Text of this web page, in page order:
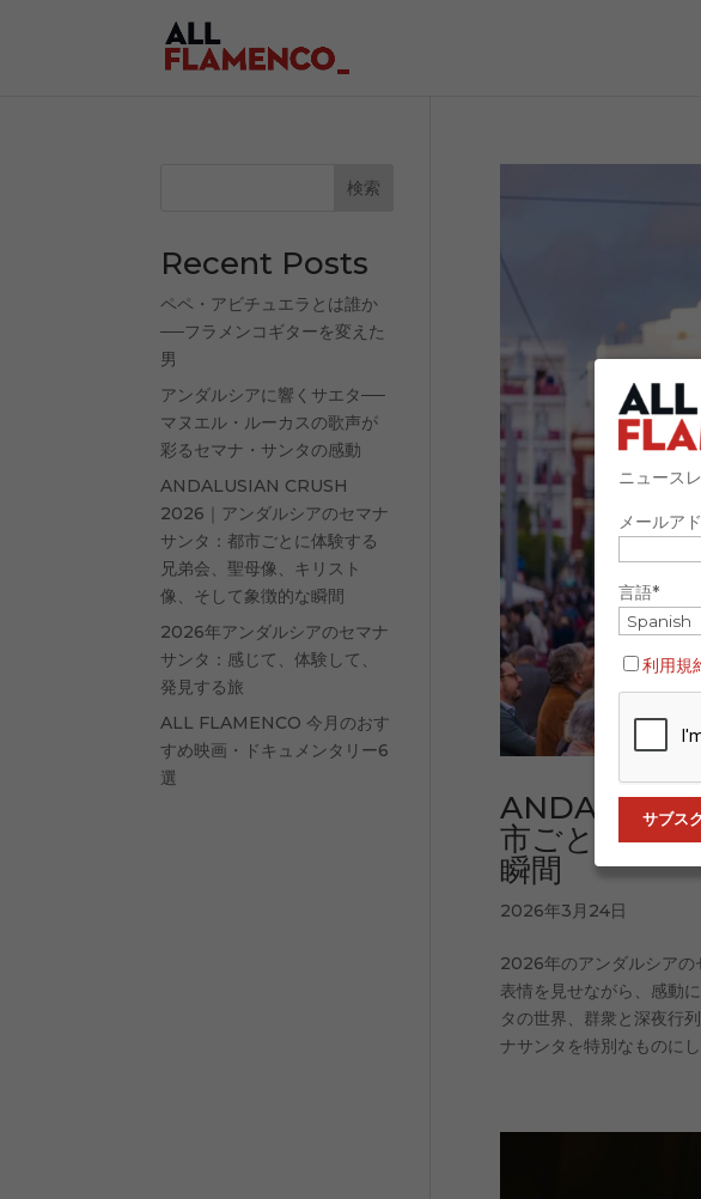
市ごとに体験
瞬間
2026年3月24日
2026年のアンダルシアの
表情を見せながら、感動
タの世界、群衆と深夜行
ナサンタを特別なものに
検索
Recent Posts
ペペ・アビチュエラとは誰か
──フラメンコギターを変えた
男
アンダルシアに響くサエタ──
マヌエル・ルーカスの歌声が
彩るセマナ・サンタの感動
ANDALUSIAN CRUSH
2026｜アンダルシアのセマナ
サンタ：都市ごとに体験する
兄弟会、聖母像、キリスト
像、そして象徴的な瞬間
2026年アンダルシアのセマナ
サンタ：感じて、体験して、
発見する旅
ALL FLAMENCO 今月のおす
すめ映画・ドキュメンタリー6
選
ニュース
メールア
言語*
利用規